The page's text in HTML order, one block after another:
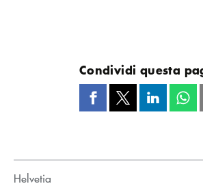
Condividi questa
Helvetia